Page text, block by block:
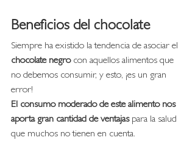
Beneficios del chocolate
Siempre ha existido la tendencia de asociar el
chocolate negro con aquellos alimentos que
no debemos consumir, y esto, ¡es un gran
error!
El consumo moderado de este alimento nos
aporta gran cantidad de ventajas para la salud
que muchos no tienen en cuenta.